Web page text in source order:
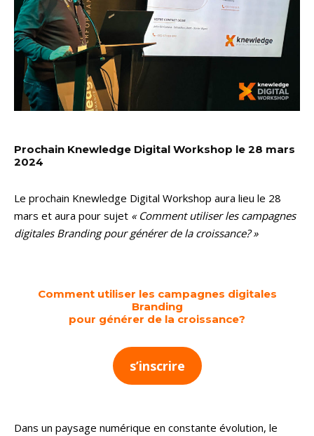
Prochain Knewledge Digital Workshop le 28 mars
2024
Le prochain Knewledge Digital Workshop aura lieu le 28
mars et aura pour sujet « Comment utiliser les campagnes
digitales Branding pour générer de la croissance? »
Comment utiliser les campagnes digitales
Branding
pour générer de la croissance?
s’inscrire
Dans un paysage numérique en constante évolution, le